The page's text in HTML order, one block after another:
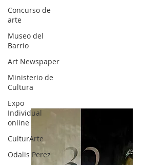
Concurso de
arte
Museo del
Barrio
Art Newspaper
Ministerio de
Cultura
Expo
Individual
online
CulturArte
Odalis Perez